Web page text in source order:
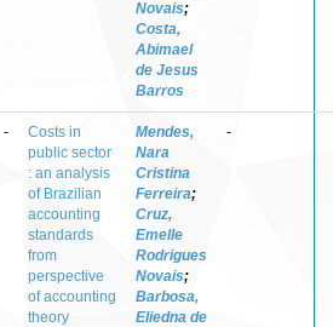
Novais;
Costa,
Abimael
de Jesus
Barros
-
Costs in
public sector
: an analysis
of Brazilian
accounting
standards
from
perspective
of accounting
theory
Mendes,
Nara
Cristina
Ferreira;
Cruz,
Emelle
Rodrigues
Novais;
Barbosa,
Eliedna de
-